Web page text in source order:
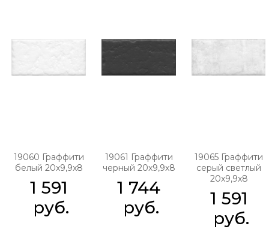
19060 Граффити
белый 20x9,9x8
1 591
руб.
19061 Граффити
черный 20x9,9x8
1 744
руб.
19065 Граффити
серый светлый
20x9,9x8
1 591
руб.